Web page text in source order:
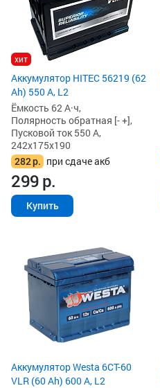
хит
Аккумулятор HITEC 56219 (62
Ah) 550 А, L2
Ёмкость 62 А·ч,
Полярность обратная [- +],
Пусковой ток 550 А,
242x175x190
282р. при сдаче акб
299р.
Купить
Аккумулятор Westa 6СТ-60
VLR (60 Ah) 600 А, L2